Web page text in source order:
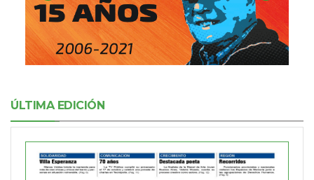
ÚLTIMA EDICIÓN